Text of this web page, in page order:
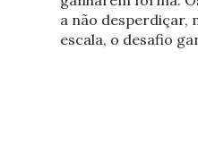
a não desperdiçar,
escala, o desafio